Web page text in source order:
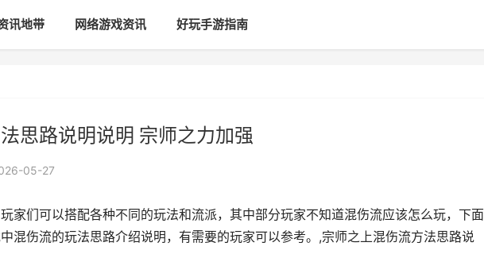
讯地带 网络游戏资讯 好玩手游指南
思路说明说明 宗师之力加强
05-27
家们可以搭配各种不同的玩法和流派，其中部分玩家不知道混伤流应该怎么玩，下面
混伤流的玩法思路介绍说明，有需要的玩家可以参考。,宗师之上混伤流方法思路说